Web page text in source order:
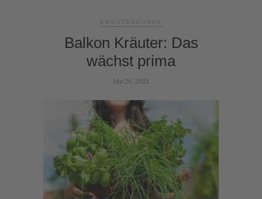
KRÄUTERKUNDE
Balkon Kräuter: Das
wächst prima
Mai 26, 2021